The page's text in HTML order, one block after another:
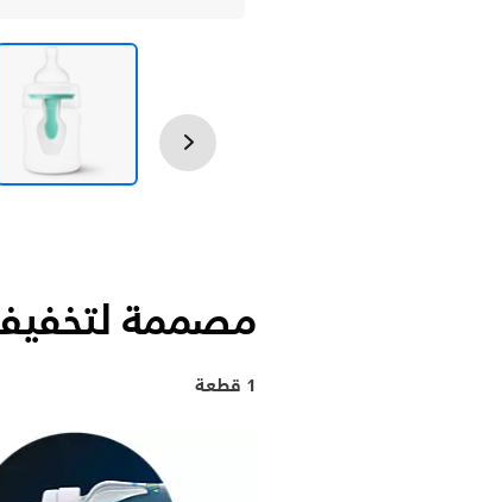
مصممة
1 قطعة